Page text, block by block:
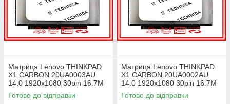
Матриця Lenovo THINKPAD
X1 CARBON 20UA0003AU
14.0 1920x1080 30pin 16.7M
45% NTSC 300 cd/m² для
ноутбука
Готово до відправки
Матриця Lenovo THINKPAD
X1 CARBON 20UA0002AU
14.0 1920x1080 30pin 16.7M
45% NTSC 300 cd/m² для
ноутбука
Готово до відправки